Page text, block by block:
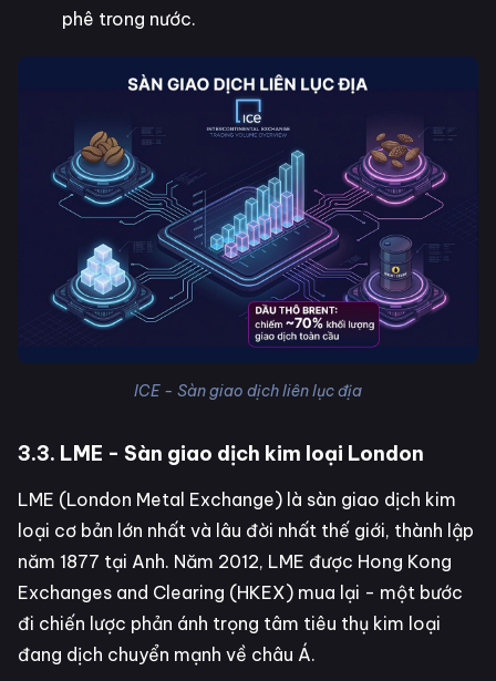
phê trong nước.
ICE - Sàn giao dịch liên lục địa
3.3. LME - Sàn giao dịch kim loại London
LME (London Metal Exchange) là sàn giao dịch kim
loại cơ bản lớn nhất và lâu đời nhất thế giới, thành lập
năm 1877 tại Anh. Năm 2012, LME được Hong Kong
Exchanges and Clearing (HKEX) mua lại - một bước
đi chiến lược phản ánh trọng tâm tiêu thụ kim loại
đang dịch chuyển mạnh về châu Á.